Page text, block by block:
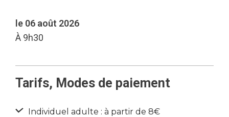
le 06 août 2026
À 9h30
Tarifs, Modes de paiement
Individuel adulte : à partir de 8€